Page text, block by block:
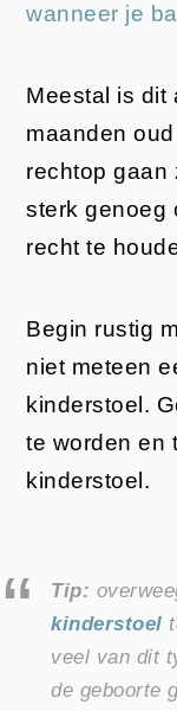
wanneer je
Meestal is dit
maanden
rechtop gaan
sterk genoeg
recht te
Begin rustig
niet meteen
kinderstoel.
te worden en
kinderstoel.
Tip:
kinderstoel
veel van dit
de geboorte